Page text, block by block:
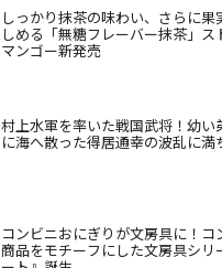
しっかり抹茶の味わい、さらに果
しめる「無糖フレーバー抹茶」ス
マンゴー新発売
村上水軍を率いた戦国武将！幼い
に海へ散った得居通幸の波乱に満
コンビニおにぎりが文房具に！コ
商品をモチーフにした文房具シリ